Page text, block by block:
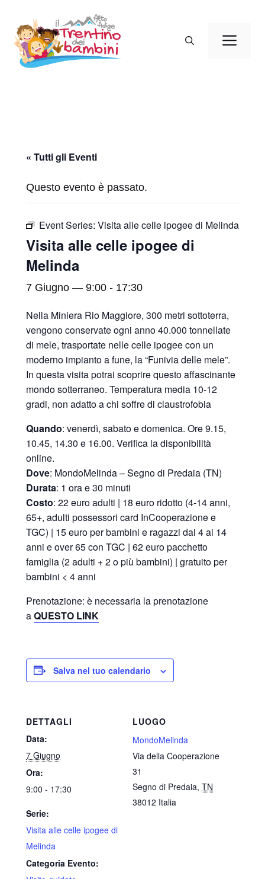
contenuto
« Tutti gli Eventi
Questo evento è passato.
Event Series: Visita alle celle ipogee di Melinda
Visita alle celle ipogee di
Melinda
7 Giugno — 9:00 - 17:30
Nella Miniera Rio Maggiore, 300 metri sottoterra,
vengono conservate ogni anno 40.000 tonnellate
di mele, trasportate nelle celle ipogee con un
moderno impianto a fune, la “Funivia delle mele”.
In questa visita potrai scoprire questo affascinante
mondo sotterraneo. Temperatura media 10-12
gradi, non adatto a chi soffre di claustrofobia
Quando: venerdì, sabato e domenica. Ore 9.15,
10.45, 14.30 e 16.00. Verifica la disponibilità
online.
Dove: MondoMelinda – Segno di Predaia (TN)
Durata: 1 ora e 30 minuti
Costo: 22 euro adulti | 18 euro ridotto (4-14 anni,
65+, adulti possessori card InCooperazione e
TGC) | 15 euro per bambini e ragazzi dai 4 ai 14
anni e over 65 con TGC | 62 euro pacchetto
famiglia (2 adulti + 2 o più bambini) | gratuito per
bambini < 4 anni
Prenotazione: è necessaria la prenotazione
aQUESTO LINK
Salva nel tuo calendario
DETTAGLI
Data:
7 Giugno
Ora:
9:00 - 17:30
Serie:
Visita alle celle ipogee di
Melinda
Categoria Evento:
LUOGO
MondoMelinda
Via della Cooperazione
31
Segno di Predaia, TN
38012 Italia